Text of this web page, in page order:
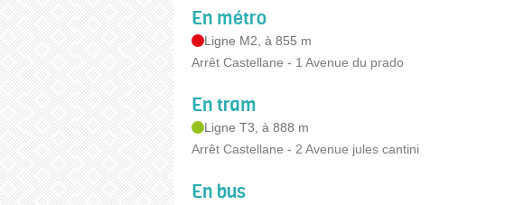
En métro
Ligne M2, à 855 m
Arrêt Castellane - 1 Avenue du prado
En tram
Ligne T3, à 888 m
Arrêt Castellane - 2 Avenue jules cantini
En bus